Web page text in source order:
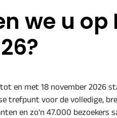
we u op
tot en met 18 november 2026
trefpunt voor de volledige,
en zo'n 47.000 bezoekers